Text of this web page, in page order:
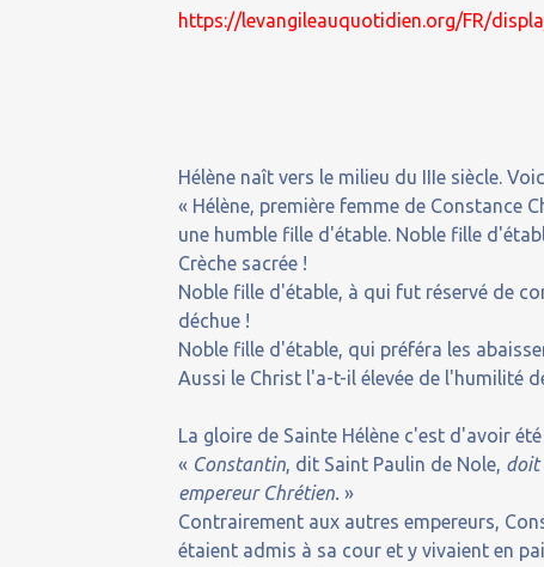
https://levangileauquotidien.org/FR/
Hélène naît vers le milieu du IIIe siècle.
« Hélène, première femme de Constance
une humble fille d'étable. Noble fille
Crèche sacrée !
Noble fille d'étable, à qui fut réservé de
déchue !
Noble fille d'étable, qui préféra les
Aussi le Christ l'a-t-il élevée de l'humilité
La gloire de Sainte Hélène c'est d'avoir
« Constantin, dit Saint Paulin de Nole, doit
empereur Chrétien. »
Contrairement aux autres empereurs,
étaient admis à sa cour et y vivaient en